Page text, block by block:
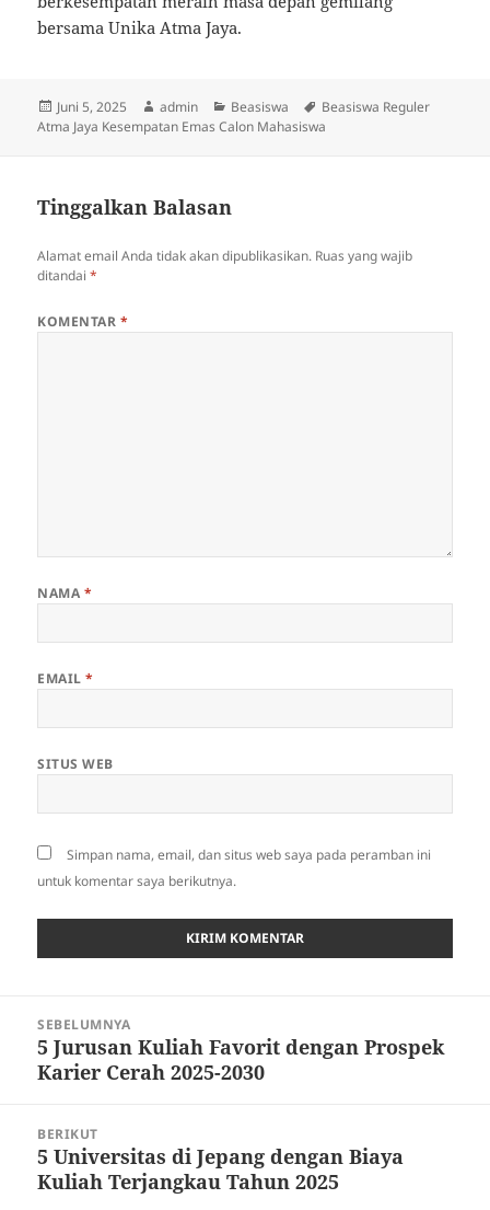
bersama Unika Atma Jaya.
Diposkan
pada
Juni 5, 2025 Penulis
admin Kategori
Beasiswa Tag
Beasiswa Reguler
Atma Jaya Kesempatan Emas Calon Mahasiswa
Tinggalkan Balasan
Alamat email Anda tidak akan dipublikasikan. Ruas yang wajib
ditandai*
KOMENTAR *
NAMA *
EMAIL*
SITUS WEB
Simpan nama, email, dan situs web saya pada peramban ini
untuk komentar saya berikutnya.
SEBELUMNYA
Pos
sebelumnya:
5 Jurusan Kuliah Favorit dengan Prospek
Karier Cerah 2025-2030
BERIKUT
Pos
berikutnya:
5 Universitas di Jepang dengan Biaya
Kuliah Terjangkau Tahun 2025